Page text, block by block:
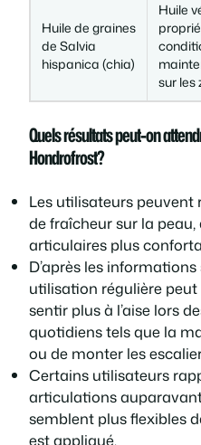
Huile de graines
de Salvia
hispanica (chia)
Huile
sur les
Quels résultats peut-on
Hondrofrost?
Les utilisateurs
de fraîcheur sur la
articulaires plus
D’après les
utilisation régulière
sentir plus à l’aise lors
quotidiens tels que la
ou de monter les
Certains utilisateurs
articulations
semblent plus flexibles
est appliqué.